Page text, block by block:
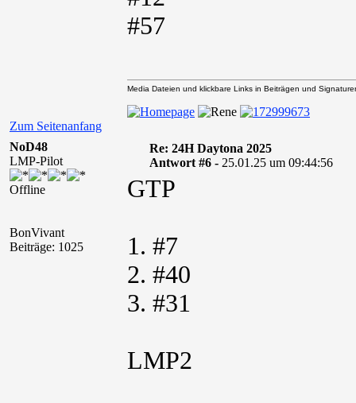
#57
Zum Seitenanfang
Media Dateien und klickbare Links in Beiträgen und
NoD48
LMP-Pilot
Offline
BonVivant
Beiträge: 1025
Re: 24H Daytona 2025
Antwort #6 - 25.01.25 um 09:44:56
GTP
1. #7
2. #40
3. #31
LMP2